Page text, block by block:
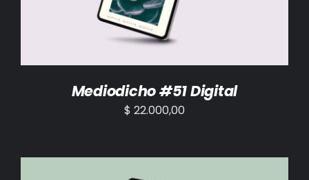
Mediodicho #51 Digital
$ 22.000,00